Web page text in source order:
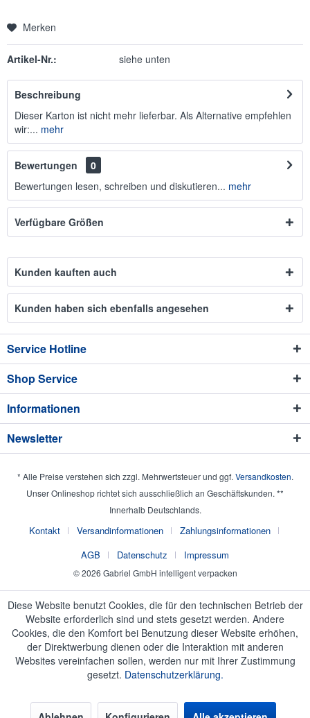
Merken
Artikel-Nr.: siehe unten
Beschreibung
Dieser Karton ist nicht mehr lieferbar. Als Alternative empfehlen
wir:... mehr
Bewertungen
0
Bewertungen lesen, schreiben und diskutieren... mehr
Verfügbare Größen
Kunden kauften auch
Kunden haben sich ebenfalls angesehen
Service Hotline
Shop Service
Informationen
Newsletter
* Alle Preise verstehen sich zzgl. Mehrwertsteuer und ggf. Versandkosten.
Unser Onlineshop richtet sich ausschließlich an Geschäftskunden. **
Innerhalb Deutschlands.
Kontakt Versandinformationen
Zahlungsinformationen
AGB
Datenschutz Impressum
© 2026 Gabriel GmbH intelligent verpacken
Diese Website benutzt Cookies, die für den technischen Betrieb der
Website erforderlich sind und stets gesetzt werden. Andere
Cookies, die den Komfort bei Benutzung dieser Website erhöhen,
der Direktwerbung dienen oder die Interaktion mit anderen
Websites vereinfachen sollen, werden nur mit Ihrer Zustimmung
gesetzt. Datenschutzerklärung.